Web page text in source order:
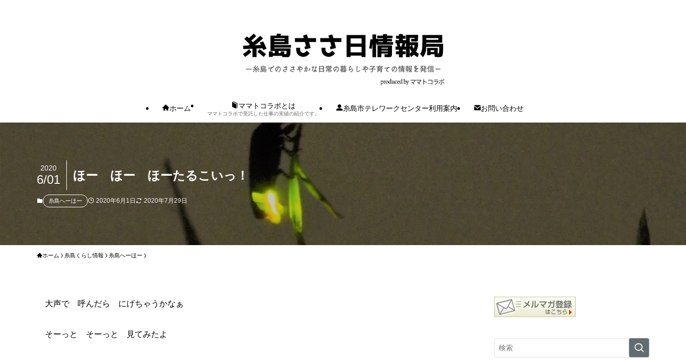
ホーム ママトコラボとは
ママトコラボで受託した仕事の実績の紹介です。
糸島市テレワークセンター利用案内 お問い合わせ
ほー ほー ほーたるこいっ！
2020
6/01
糸島へーほー 2020年6月1日 2020年7月29日
ホーム 糸島くらし情報 糸島へーほー
大声で 呼んだら にげちゃうかなぁ
そーっと そーっと 見てみたよ